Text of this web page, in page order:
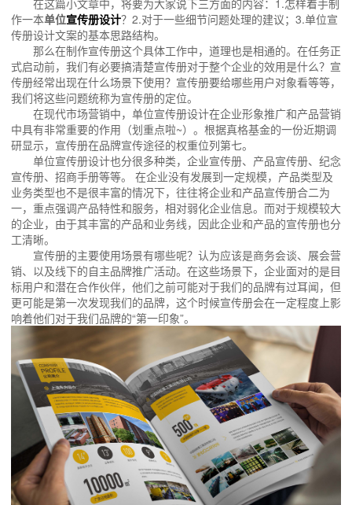
在这篇小文章中，将要为大家说下三方面的内容：1.怎样着手制
作一本单位宣传册设计？2.对于一些细节问题处理的建议；3.单位宣
传册设计文案的基本思路结构。
那么在制作宣传册这个具体工作中，道理也是相通的。在任务正
式启动前，我们有必要搞清楚宣传册对于整个企业的效用是什么？宣
传册经常出现在什么场景下使用？宣传册要给哪些用户对象看等等，
我们将这些问题统称为宣传册的定位。
在现代市场营销中，单位宣传册设计在企业形象推广和产品营销
中具有非常重要的作用（划重点啦~）。根据真格基金的一份近期调
研显示，宣传册在品牌宣传途径的权重位列第七。
单位宣传册设计也分很多种类，企业宣传册、产品宣传册、纪念
宣传册、招商手册等等。 在企业没有发展到一定规模，产品类型及
业务类型也不是很丰富的情况下，往往将企业和产品宣传册合二为
一，重点强调产品特性和服务，相对弱化企业信息。而对于规模较大
的企业，由于其丰富的产品和业务线，因此企业和产品的宣传册也分
工清晰。
宣传册的主要使用场景有哪些呢？认为应该是商务会谈、展会营
销、以及线下的自主品牌推广活动。在这些场景下，企业面对的是目
标用户和潜在合作伙伴，他们之前可能对于我们的品牌有过耳闻，但
更可能是第一次发现我们的品牌，这个时候宣传册会在一定程度上影
响着他们对于我们品牌的“第一印象”。